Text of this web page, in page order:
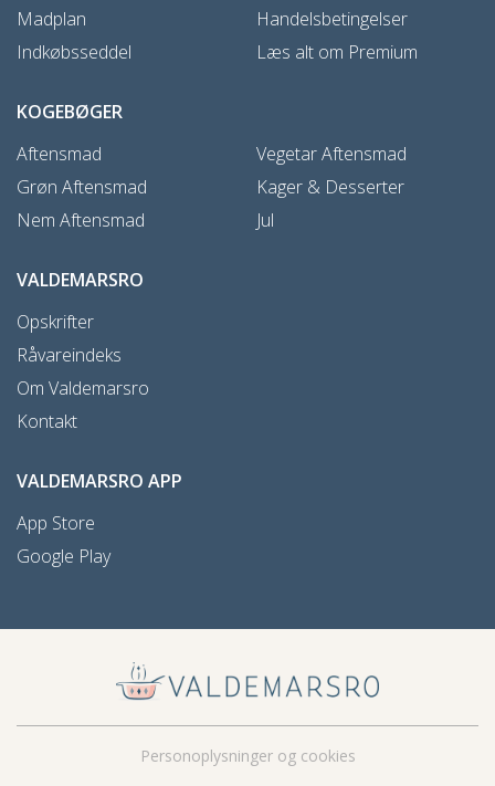
Madplan
Indkøbsseddel
Handelsbetingelser
Læs alt om Premium
KOGEBØGER
Aftensmad
Grøn Aftensmad
Nem Aftensmad
Vegetar Aftensmad
Kager & Desserter
Jul
VALDEMARSRO
Opskrifter
Råvareindeks
Om Valdemarsro
Kontakt
VALDEMARSRO APP
App Store
Google Play
Personoplysninger og cookies